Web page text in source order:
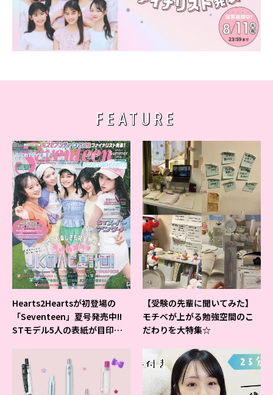
FEATURE
Hearts2Heartsが初登場の
「Seventeen」夏号発売中!!
STモデル5人の表紙が目印だ
【受験の先輩に聞いてみた】
モチベが上がる勉強空間のこ
だわりを大特集☆